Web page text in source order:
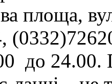
площа,
до 24.00.